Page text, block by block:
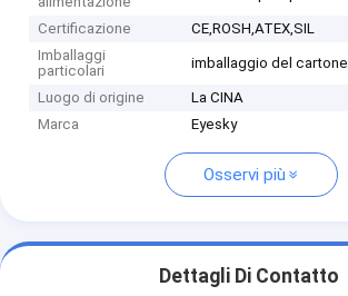
Certificazione
CE,ROSH,ATEX,SIL
Imballaggi
particolari
imballaggio del cartone
Luogo di origine
La CINA
Marca
Eyesky
Osservi più
Dettagli Di Contatto